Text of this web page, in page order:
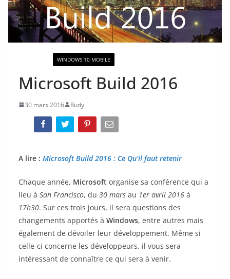
WINDOWS 10 MOBILE
Microsoft Build 2016
30 mars 2016 Rudy
A lire : Microsoft Build 2016 : Ce Qu’il faut retenir
Chaque année, Microsoft organise sa conférence qui a
lieu à San Francisco, du 30 mars au 1er avril 2016 à
17h30. Sur ces trois jours, il sera questions des
changements apportés à Windows, entre autres mais
également de dévoiler leur développement. Même si
celle-ci concerne les développeurs, il vous sera
intéressant de connaître ce qui sera à venir.